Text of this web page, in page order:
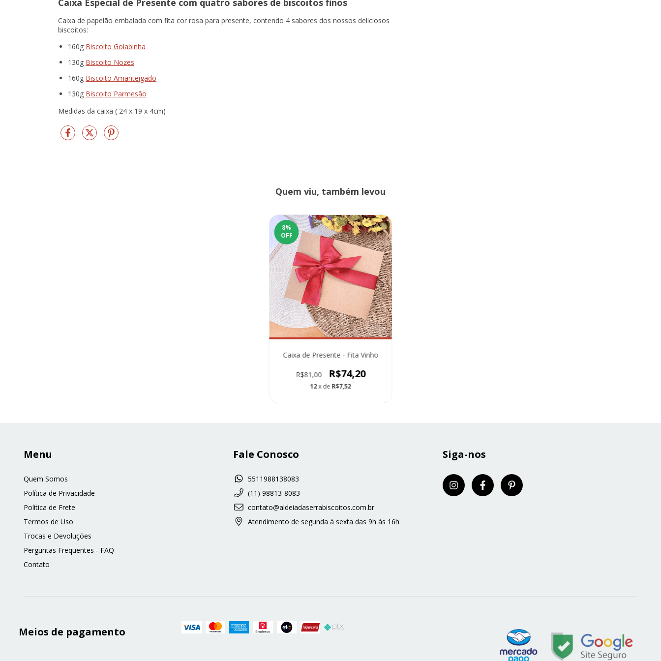
Caixa Especial de Presente com quatro sabores de biscoitos finos
Caixa de papelão embalada com fita cor rosa para presente, contendo 4 sabores dos nossos deliciosos
biscoitos:
160g Biscoito Goiabinha
130g Biscoito Nozes
160g Biscoito Amanteigado
130g Biscoito Parmesão
Medidas da caixa ( 24 x 19 x 4cm)
Quem viu, também levou
8%
OFF
Caixa de Presente - Fita Vinho
R$81,00 R$74,20
12x de R$7,52
Menu
Quem Somos
Política de Privacidade
Política de Frete
Termos de Uso
Trocas e Devoluções
Perguntas Frequentes - FAQ
Contato
Fale Conosco
5511988138083
(11) 98813-8083
contato@aldeiadaserrabiscoitos.com.br
Atendimento de segunda à sexta das 9h às 16h
Siga-nos
Meios de pagamento